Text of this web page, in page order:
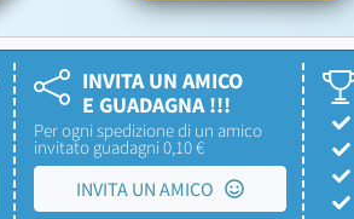
INVITA UN AMICO
E GUADAGNA !!!
Per ogni spedizione di un amico
invitato guadagni 0,10 €
INVITA UN AMICO